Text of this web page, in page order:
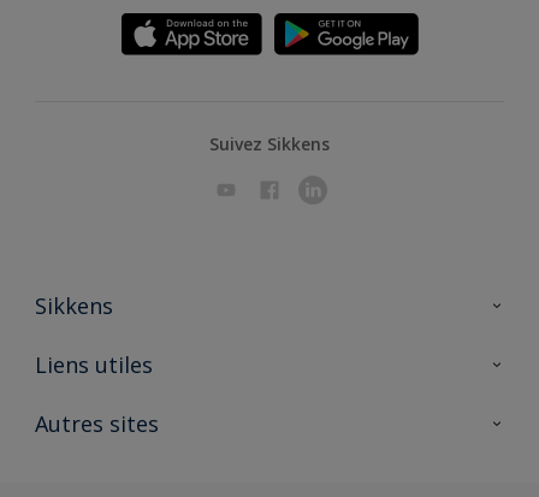
Suivez Sikkens
Sikkens
A propos de Sikkens
Liens utiles
Ouvrir un magasin PASS
Autres sites